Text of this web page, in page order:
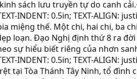
sách lưu truyền tự do canh
INDENT: 0.5in; TEXT-ALIGN:
miệng thế. Một chi, hai chi, ba
loạn. Đạo Nghị định thứ 8 ra
sự hiểu biết riêng của nhơn
INDENT: 0.5in; TEXT-ALIGN:
tại Tòa Thánh Tây Ninh, tổ đình